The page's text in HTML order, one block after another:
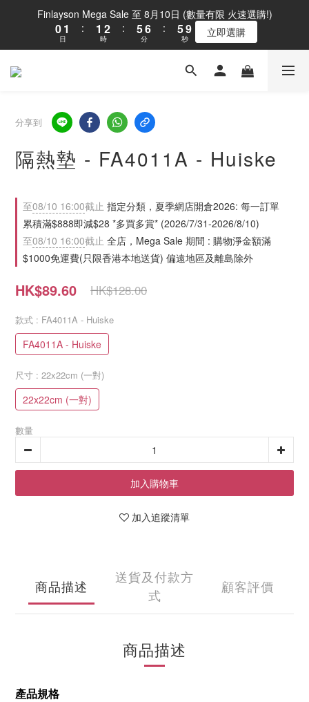
Finlayson Mega Sale 至 8月10日 (數量有限 火速選購!)
1
0
2
1
0
日
:
2
1
0
3
2
1
時
:
6
5
4
7
6
5
0
分
:
6
5
4
9
8
6
0
秒 立即選購
分享到
隔熱墊 - FA4011A - Huiske
至08/10 16:00截止 指定分類，夏季網店開倉2026: 每一訂單
累積滿$888即減$28 *多買多賞* (2026/7/31-2026/8/10)
至08/10 16:00截止 全店，Mega Sale 期間 : 購物淨金額滿
$1000免運費(只限香港本地送貨) 偏遠地區及離島除外
HK$89.60 HK$128.00
款式 : FA4011A - Huiske
FA4011A - Huiske
尺寸 : 22x22cm (一對)
22x22cm (一對)
數量
加入購物車
加入追蹤清單
商品描述
送貨及付款方
式
顧客評價
商品描述
產品規格